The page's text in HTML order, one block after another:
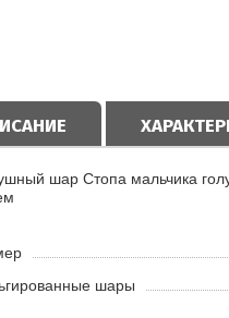
шар Стопа мальчика
шары